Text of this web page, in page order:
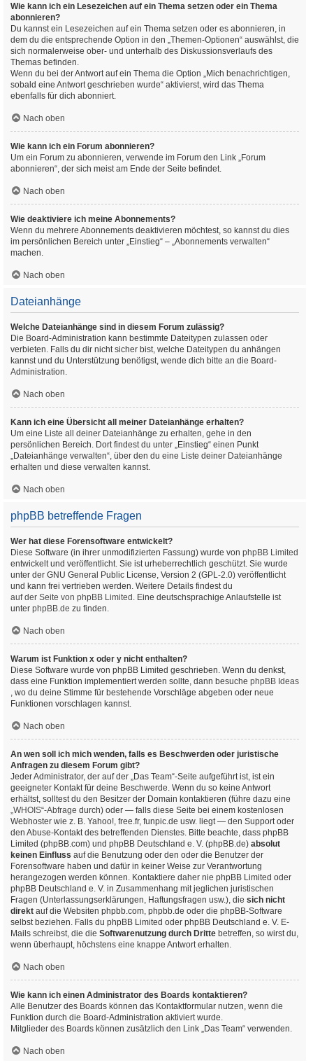
Wie kann ich ein Lesezeichen auf ein Thema setzen oder ein Thema
abonnieren?
Du kannst ein Lesezeichen auf ein Thema setzen oder es abonnieren, in
dem du die entsprechende Option in den „Themen-Optionen“ auswählst, die
sich normalerweise ober- und unterhalb des Diskussionsverlaufs des
Themas befinden.
Wenn du bei der Antwort auf ein Thema die Option „Mich benachrichtigen,
sobald eine Antwort geschrieben wurde“ aktivierst, wird das Thema
ebenfalls für dich abonniert.
Nach oben
Wie kann ich ein Forum abonnieren?
Um ein Forum zu abonnieren, verwende im Forum den Link „Forum
abonnieren“, der sich meist am Ende der Seite befindet.
Nach oben
Wie deaktiviere ich meine Abonnements?
Wenn du mehrere Abonnements deaktivieren möchtest, so kannst du dies
im persönlichen Bereich unter „Einstieg“ – „Abonnements verwalten“
machen.
Nach oben
Dateianhänge
Welche Dateianhänge sind in diesem Forum zulässig?
Die Board-Administration kann bestimmte Dateitypen zulassen oder
verbieten. Falls du dir nicht sicher bist, welche Dateitypen du anhängen
kannst und du Unterstützung benötigst, wende dich bitte an die Board-
Administration.
Nach oben
Kann ich eine Übersicht all meiner Dateianhänge erhalten?
Um eine Liste all deiner Dateianhänge zu erhalten, gehe in den
persönlichen Bereich. Dort findest du unter „Einstieg“ einen Punkt
„Dateianhänge verwalten“, über den du eine Liste deiner Dateianhänge
erhalten und diese verwalten kannst.
Nach oben
phpBB betreffende Fragen
Wer hat diese Forensoftware entwickelt?
Diese Software (in ihrer unmodifizierten Fassung) wurde von phpBB Limited
entwickelt und veröffentlicht. Sie ist urheberrechtlich geschützt. Sie wurde
unter der GNU General Public License, Version 2 (GPL-2.0) veröffentlicht
und kann frei vertrieben werden. Weitere Details findest du
auf der Seite von phpBB Limited . Eine deutschsprachige Anlaufstelle ist
unter phpBB.de zu finden.
Nach oben
Warum ist Funktion x oder y nicht enthalten?
Diese Software wurde von phpBB Limited geschrieben. Wenn du denkst,
dass eine Funktion implementiert werden sollte, dann besuche phpBB Ideas
, wo du deine Stimme für bestehende Vorschläge abgeben oder neue
Funktionen vorschlagen kannst.
Nach oben
An wen soll ich mich wenden, falls es Beschwerden oder juristische
Anfragen zu diesem Forum gibt?
Jeder Administrator, der auf der „Das Team“-Seite aufgeführt ist, ist ein
geeigneter Kontakt für deine Beschwerde. Wenn du so keine Antwort
erhältst, solltest du den Besitzer der Domain kontaktieren (führe dazu eine
„WHOIS“-Abfrage durch) oder — falls diese Seite bei einem kostenlosen
Webhoster wie z. B. Yahoo!, free.fr, funpic.de usw. liegt — den Support oder
den Abuse-Kontakt des betreffenden Dienstes. Bitte beachte, dass phpBB
Limited (phpBB.com) und phpBB Deutschland e. V. (phpBB.de) absolut
keinen Einfluss auf die Benutzung oder den oder die Benutzer der
Forensoftware haben und dafür in keiner Weise zur Verantwortung
herangezogen werden können. Kontaktiere daher nie phpBB Limited oder
phpBB Deutschland e. V. in Zusammenhang mit jeglichen juristischen
Fragen (Unterlassungserklärungen, Haftungsfragen usw.), die sich nicht
direkt auf die Websiten phpbb.com, phpbb.de oder die phpBB-Software
selbst beziehen. Falls du phpBB Limited oder phpBB Deutschland e. V. E-
Mails schreibst, die die Softwarenutzung durch Dritte betreffen, so wirst du,
wenn überhaupt, höchstens eine knappe Antwort erhalten.
Nach oben
Wie kann ich einen Administrator des Boards kontaktieren?
Alle Benutzer des Boards können das Kontaktformular nutzen, wenn die
Funktion durch die Board-Administration aktiviert wurde.
Mitglieder des Boards können zusätzlich den Link „Das Team“ verwenden.
Nach oben